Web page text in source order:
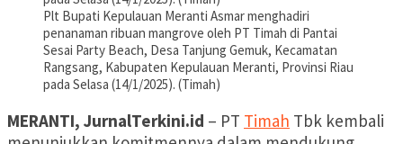
Plt Bupati Kepulauan Meranti Asmar menghadiri
penanaman ribuan mangrove oleh PT Timah di Pantai
Sesai Party Beach, Desa Tanjung Gemuk, Kecamatan
Rangsang, Kabupaten Kepulauan Meranti, Provinsi Riau
pada Selasa (14/1/2025). (Timah)
MERANTI, JurnalTerkini.id – PT Timah Tbk kembali